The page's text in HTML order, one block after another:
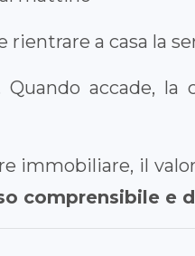
rientrare a casa la
Quando accade,
immobiliare, il
comprensibile e